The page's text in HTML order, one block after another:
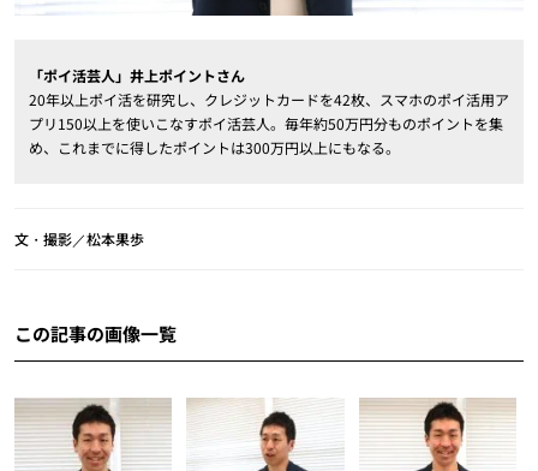
「ポイ活芸人」井上ポイントさん
20年以上ポイ活を研究し、クレジットカードを42枚、スマホのポイ活用ア
プリ150以上を使いこなすポイ活芸人。毎年約50万円分ものポイントを集
め、これまでに得したポイントは300万円以上にもなる。
文・撮影／松本果歩
この記事の画像一覧